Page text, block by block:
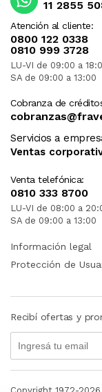
Atención al cliente:
0800 122 0338
0810 999 3728
LU-VI de 09:00 a
SA de 09:00 a 13:00
Cobranza de
Servicios a
Ventas
Venta telefónica:
0810 333 8700
LU-VI de 08:00 a
SA de 09:00 a 13:00
11 2855
Información legal
Protección de
Recibí ofertas y